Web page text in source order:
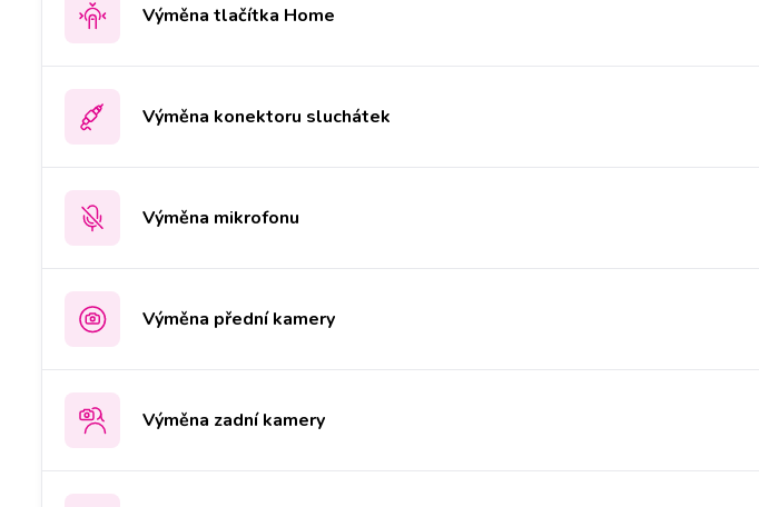
Výměna tlačítka Home
Výměna konektoru sluchátek
Výměna mikrofonu
Výměna přední kamery
Výměna zadní kamery